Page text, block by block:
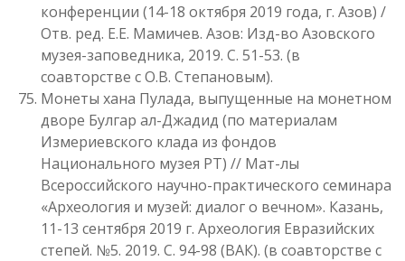
конференции (14-18 октября 2019 года, г. Азов) /
Отв. ред. Е.Е. Мамичев. Азов: Изд-во Азовского
музея-заповедника, 2019. С. 51-53. (в
соавторстве с О.В. Степановым).
Монеты хана Пулада, выпущенные на монетном
дворе Булгар ал-Джадид (по материалам
Измериевского клада из фондов
Национального музея РТ) // Мат-лы
Всероссийского научно-практического семинара
«Археология и музей: диалог о вечном». Казань,
11-13 сентября 2019 г. Археология Евразийских
степей. №5. 2019. С. 94-98 (ВАК). (в соавторстве с